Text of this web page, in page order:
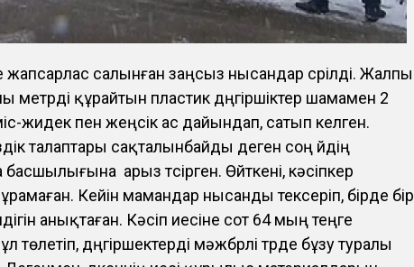
жапсарлас салынған заңсыз нысандар сүрілді. Жалпы
метрді құрайтын пластик дүңгіршіктер шамамен 2
жидек пен жеңсік ас дайындап, сатып келген.
талаптары сақталынбайды деген соң үйдің
арыз түсірген. Өйткені, кәсіпкер
Кейін мамандар нысанды тексеріп, бірде бір
анықтаған. Кәсіп иесіне сот 64 мың теңге
төлетіп, дүңгіршектерді мәжбүрлі түрде бұзу туралы